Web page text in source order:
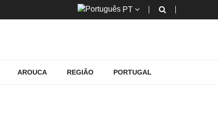
PT
AROUCA REGIÃO PORTUGAL